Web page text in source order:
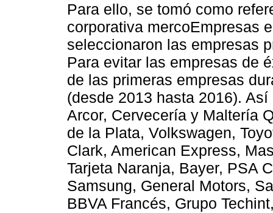
Para ello, se tomó como
corporativa mercoEmpresas
seleccionaron las empresas
Para evitar las empresas de
de las primeras empresas
(desde 2013 hasta 2016).
Arcor, Cervecería y Maltería
de la Plata, Volkswagen,
Clark, American Express,
Tarjeta Naranja, Bayer, PSA
Samsung, General Motors,
BBVA Francés, Grupo